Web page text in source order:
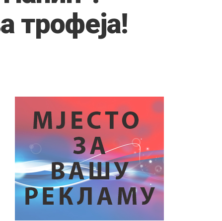
трофеја!